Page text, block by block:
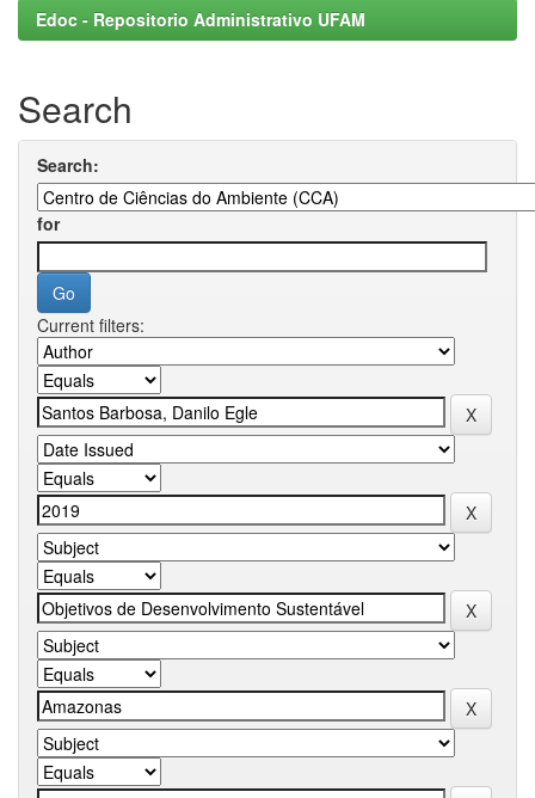
Edoc - Repositorio Administrativo UFAM
Search
Search:
for
Current filters: